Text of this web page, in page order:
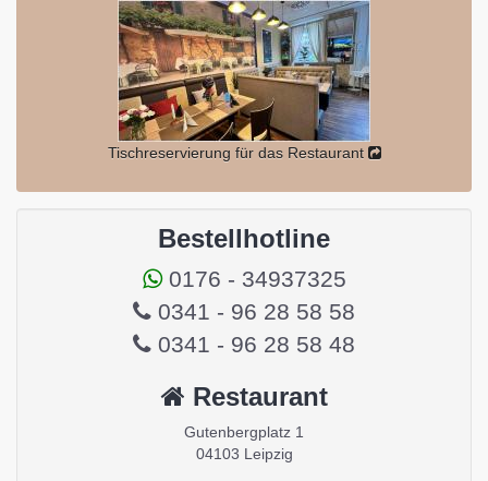
Tischreservierung für das Restaurant
Bestellhotline
0176 - 34937325
0341 - 96 28 58 58
0341 - 96 28 58 48
Restaurant
Gutenbergplatz 1
04103 Leipzig